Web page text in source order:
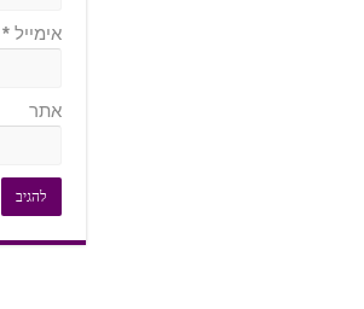
אימייל*
אתר